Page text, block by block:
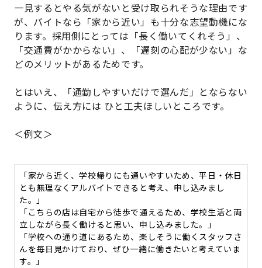
一見するとやる気がないと受け取られそうな理由です
が、バイトなら「家から近い」も十分な志望動機にな
ります。採用側にとっては「長く働いてくれそう」、
「交通費がかからない」、「遅刻の心配が少ない」な
どのメリットがあるためです。
とはいえ、「通勤しやすいだけで選んだ」とならない
ように、伝え方には ひと工夫ほしいところです。
＜例文＞
「家から近く、学校帰りにも通いやすいため、平日・休日
とも無理なくアルバイトできると考え、申し込みまし
た。」
「こちらの店は自宅から徒歩で通えるため、学校生活と両
立しながら長く働けると思い、申し込みました。」
「学校への通り道にあるため、楽しそうに働くスタッフさ
んを毎日見かけており、ぜひ一緒に働きたいと考えていま
す。」